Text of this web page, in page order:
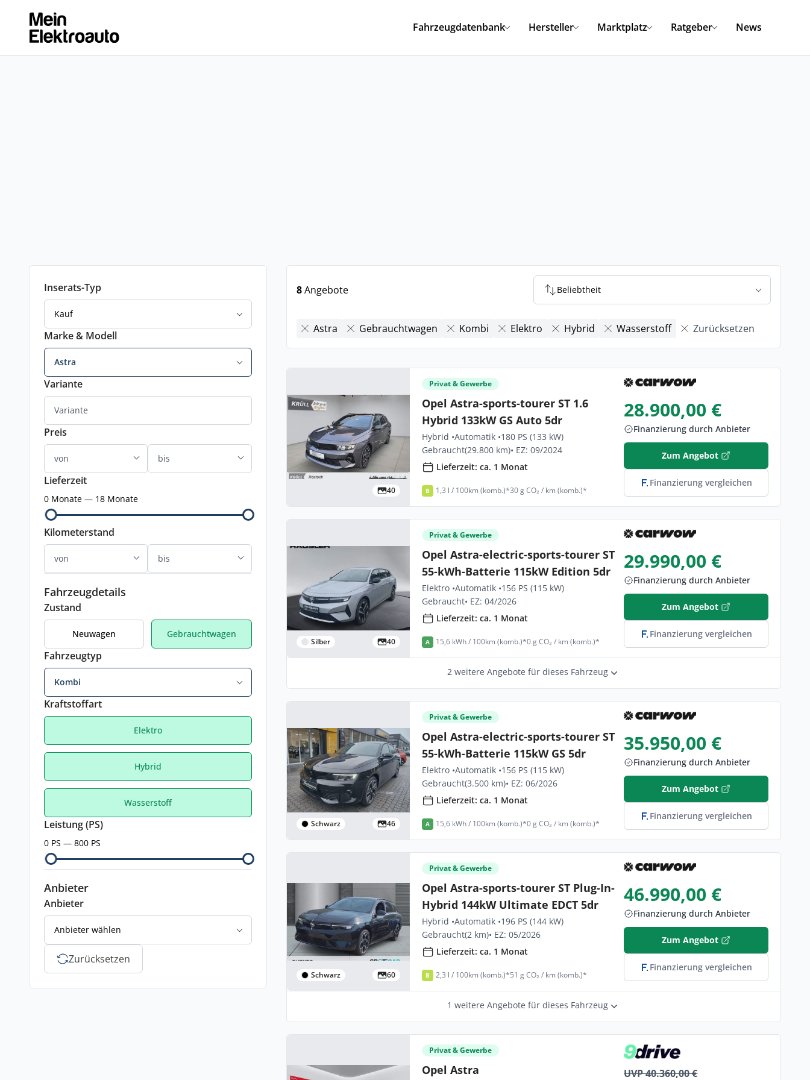
Fahrzeugdatenbank Hersteller Marktplatz Ratgeber News
Inserats-Typ
Kauf
Marke & Modell
Astra
Variante
Preis
Lieferzeit
0 Monate — 18 Monate
Kilometerstand
Fahrzeugdetails
Zustand
Neuwagen Gebrauchtwagen
Fahrzeugtyp
Kombi
Kraftstoffart
Elektro
Hybrid
Wasserstoff
Leistung (PS)
0 PS — 800 PS
Anbieter
Anbieter
Anbieter wählen
Zurücksetzen
8Angebote Beliebtheit
Astra Gebrauchtwagen Kombi Elektro Hybrid Wasserstoff Zurücksetzen
40
Privat & Gewerbe
Opel Astra-sports-tourer ST 1.6
Hybrid 133kW GS Auto 5dr
Hybrid •Automatik •180 PS (133 kW)
Gebraucht(29.800 km)• EZ: 09/2024
Lieferzeit: ca. 1 Monat
B 1,3 l / 100km (komb.)*30 g CO₂ / km (komb.)*
28.900,00 €
Finanzierung durch Anbieter
Zum Angebot
Finanzierung vergleichen
Silber 40
Privat & Gewerbe
Opel Astra-electric-sports-tourer ST
55-kWh-Batterie 115kW Edition 5dr
Elektro •Automatik •156 PS (115 kW)
Gebraucht• EZ: 04/2026
Lieferzeit: ca. 1 Monat
A 15,6 kWh / 100km (komb.)*0 g CO₂ / km (komb.)*
29.990,00 €
Finanzierung durch Anbieter
Zum Angebot
Finanzierung vergleichen
2 weitere Angebote für dieses Fahrzeug
Schwarz 46
Privat & Gewerbe
Opel Astra-electric-sports-tourer ST
55-kWh-Batterie 115kW GS 5dr
Elektro •Automatik •156 PS (115 kW)
Gebraucht(3.500 km)• EZ: 06/2026
Lieferzeit: ca. 1 Monat
A 15,6 kWh / 100km (komb.)*0 g CO₂ / km (komb.)*
35.950,00 €
Finanzierung durch Anbieter
Zum Angebot
Finanzierung vergleichen
Schwarz 60
Privat & Gewerbe
Opel Astra-sports-tourer ST Plug-In-
Hybrid 144kW Ultimate EDCT 5dr
Hybrid •Automatik •196 PS (144 kW)
Gebraucht(2 km)• EZ: 05/2026
Lieferzeit: ca. 1 Monat
B 2,3 l / 100km (komb.)*51 g CO₂ / km (komb.)*
46.990,00 €
Finanzierung durch Anbieter
Zum Angebot
Finanzierung vergleichen
1 weitere Angebote für dieses Fahrzeug
Privat & Gewerbe
Opel Astra UVP 40.360,00 €